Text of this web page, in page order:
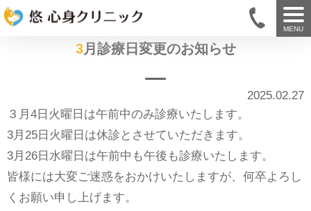
MENU
3月診療日変更のお知らせ
2025.02.27
３月4日火曜日は午前中のみ診療いたします。
3月25日火曜日は休診とさせていただきます。
3月26日水曜日は午前中も午後も診療いたします。
皆様には大変ご迷惑をおかけいたしますが、何卒よろし
くお願い申し上げます。